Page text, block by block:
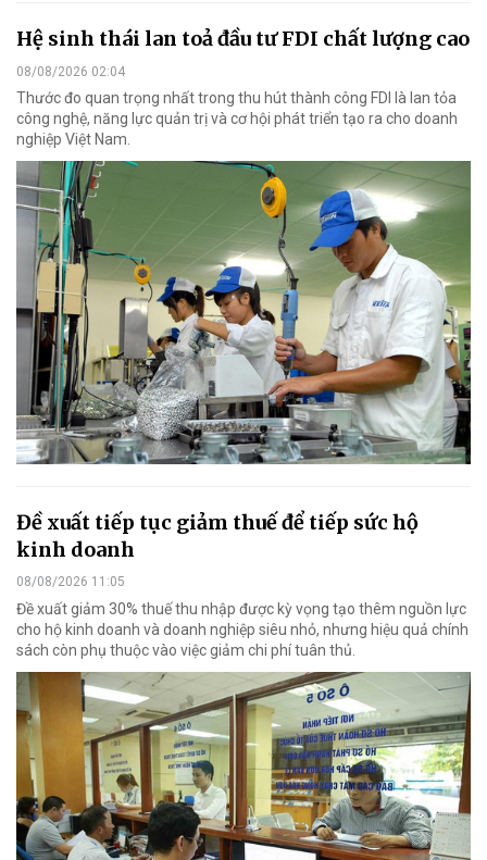
Hệ sinh thái lan toả đầu tư FDI chất lượng cao
08/08/2026 02:04
Thước đo quan trọng nhất trong thu hút thành công FDI là lan tỏa
công nghệ, năng lực quản trị và cơ hội phát triển tạo ra cho doanh
nghiệp Việt Nam.
Đề xuất tiếp tục giảm thuế để tiếp sức hộ
kinh doanh
08/08/2026 11:05
Đề xuất giảm 30% thuế thu nhập được kỳ vọng tạo thêm nguồn lực
cho hộ kinh doanh và doanh nghiệp siêu nhỏ, nhưng hiệu quả chính
sách còn phụ thuộc vào việc giảm chi phí tuân thủ.